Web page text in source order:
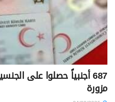
687 أجنبياً حصلوا على
مزورة